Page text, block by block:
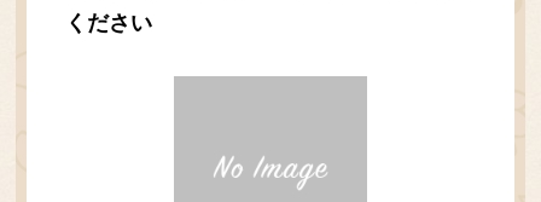
ください